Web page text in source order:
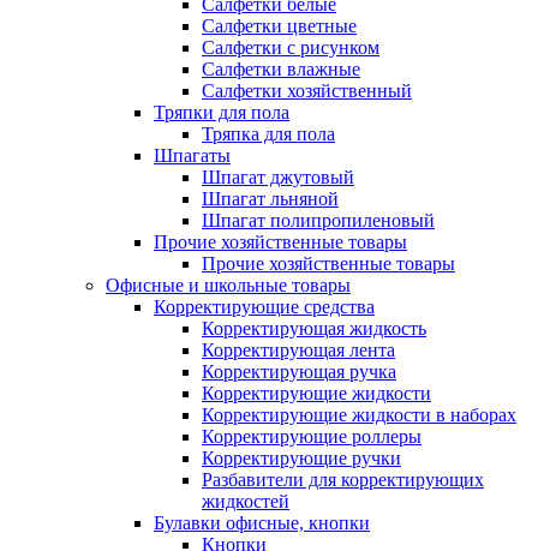
Салфетки белые
Салфетки цветные
Салфетки с рисунком
Салфетки влажные
Салфетки хозяйственный
Тряпки для пола
Тряпка для пола
Шпагаты
Шпагат джутовый
Шпагат льняной
Шпагат полипропиленовый
Прочие хозяйственные товары
Прочие хозяйственные товары
Офисные и школьные товары
Корректирующие средства
Корректирующая жидкость
Корректирующая лента
Корректирующая ручка
Корректирующие жидкости
Корректирующие жидкости в наборах
Корректирующие роллеры
Корректирующие ручки
Разбавители для корректирующих
жидкостей
Булавки офисные, кнопки
Кнопки